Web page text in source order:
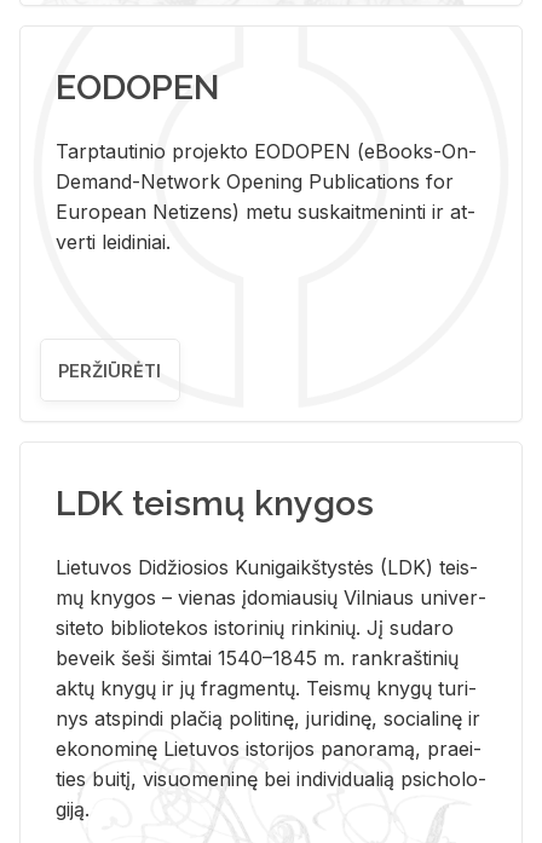
EODOPEN
Tarp­tau­ti­nio pro­jek­to EO­DO­PEN (eBo­oks-On-
De­mand-Ne­twork Ope­ning Pub­li­ca­tions for
Eu­ro­pe­an Ne­ti­zens) metu su­skait­me­nin­ti ir at­
ver­ti lei­di­niai.
PERŽIŪRĖTI
LDK teismų knygos
Lie­tu­vos Di­džio­sios Ku­ni­gaikš­tys­tės (LDK) teis­
mų kny­gos – vie­nas įdo­miau­sių Vil­niaus uni­ver­
si­te­to bi­b­lio­te­kos is­to­ri­nių rin­ki­nių. Jį su­da­ro
be­veik šeši šim­tai 1540–1845 m. rank­raš­ti­nių
aktų kny­gų ir jų frag­men­tų. Teis­mų kny­gų tu­ri­
nys at­spin­di pla­čią po­li­ti­nę, ju­ri­di­nę, so­cia­li­nę ir
eko­no­mi­nę Lie­tu­vos is­to­ri­jos pa­no­ra­mą, pra­ei­
ties bui­tį, vi­suo­me­ni­nę bei in­di­vi­dua­lią psi­cho­lo­
gi­ją.